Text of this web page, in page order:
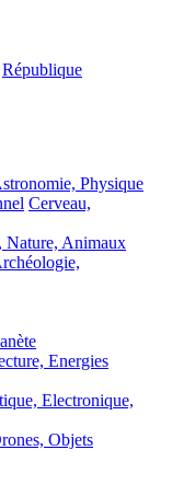
République
Physique
Cerveau,
Nature, Animaux
Energies
Electronique,
Objets